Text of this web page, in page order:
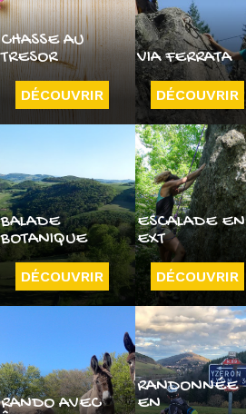
CHASSE AU
TRESOR
DÉCOUVRIR
VIA FERRATA
DÉCOUVRIR
BALADE
BOTANIQUE
DÉCOUVRIR
ESCALADE EN
EXT
DÉCOUVRIR
RANDO AVEC
RANDONNÉE
EN